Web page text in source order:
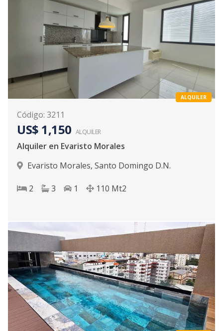
ALQUILER
Código: 3211
US$ 1,150 ALQUILER
Alquiler en Evaristo Morales
Evaristo Morales, Santo Domingo D.N.
2 3 1 110 Mt2